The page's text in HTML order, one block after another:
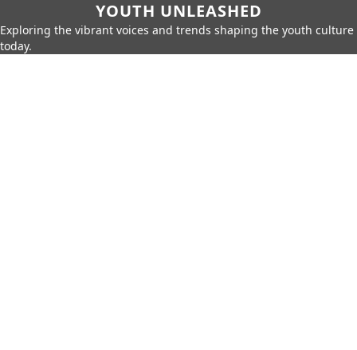
YOUTH UNLEASHED
Exploring the vibrant voices and trends shaping the youth culture
today.